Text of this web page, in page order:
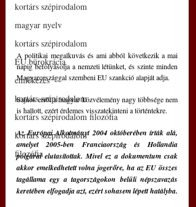
kortárs szépirodalom
magyar nyelv
kortárs szépirodalom
EU bürokrácia
emlékezés
kortárs szépirodalom
kortárs szépirodalom filozófia
kortárs szépirodalom
filozófia
A politikai megalkuvás és ami abból következik a mai
napig befolyásolja a nemzeti létünket, és szinte minden
Magyarországgal szembeni EU szankció alapját adja.
Sajnos erről a magyar közvélemény nagy többsége nem
is hallott, ezért érdemes visszatekinteni a történtekre.
Az Európai Alkotmányt 2004 októberében írták alá,
amelyet 2005-ben Franciaország és Hollandia
polgárai elutasítottak. Mivel ez a dokumentum csak
akkor emelkedhetett volna jogerőre, ha az EU összes
tagállama egy a tagországokon belüli népszavazás
keretében elfogadja azt, ezért sohasem lépett hatályba.